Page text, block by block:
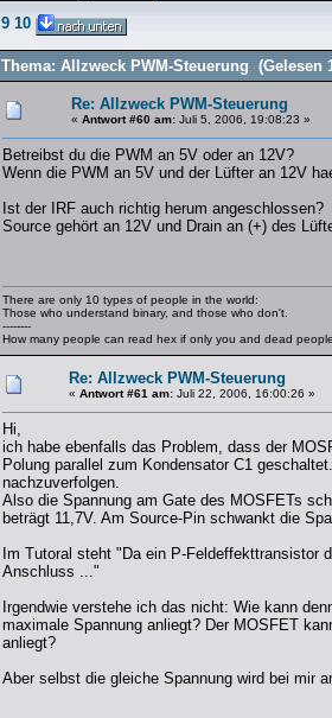
9 10
Thema: Allzweck PWM-Steuerung (Gelesen
Re: Allzweck PWM-Steuerung
« Antwort #60 am: Juli 5, 2006, 19:08:23 »
Betreibst du die PWM an 5V oder an 12V?
Wenn die PWM an 5V und der Lüfter an 12V
Ist der IRF auch richtig herum angeschlossen?
Source gehört an 12V und Drain an (+) des
There are only 10 types of people in the world:
Those who understand binary, and those who don't.
--------
How many people can read hex if only you and dead
Re: Allzweck PWM-Steuerung
« Antwort #61 am: Juli 22, 2006, 16:00:26 »
Hi,
ich habe ebenfalls das Problem, dass der
Polung parallel zum Kondensator C1
nachzuverfolgen.
Also die Spannung am Gate des MOSFETs
beträgt 11,7V. Am Source-Pin schwankt die
Im Tutoral steht "Da ein P-Feldeffekttransistor
Anschluss ..."
Irgendwie verstehe ich das nicht: Wie kann
maximale Spannung anliegt? Der MOSFET
anliegt?
Aber selbst die gleiche Spannung wird bei mir